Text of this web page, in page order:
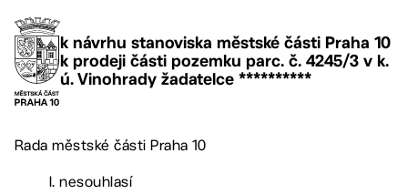
k návrhu stanoviska městské části Praha 10
k prodeji části pozemku parc. č. 4245/3 v k.
ú. Vinohrady žadatelce **********
Rada městské části Praha 10
I. nesouhlasí